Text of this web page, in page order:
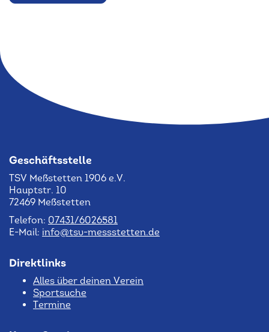
Geschäftsstelle
TSV Meßstetten 1906 e.V.
Hauptstr. 10
72469 Meßstetten
Telefon: 07431/6026581
E-Mail: info@tsv-messstetten.de
Direktlinks
Alles über deinen Verein
Sportsuche
Termine